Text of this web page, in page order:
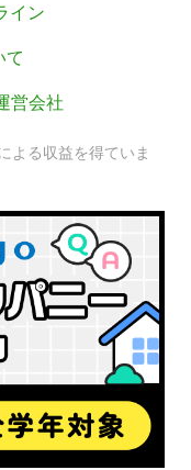
イン
て
営会社
よる収益を得ていま